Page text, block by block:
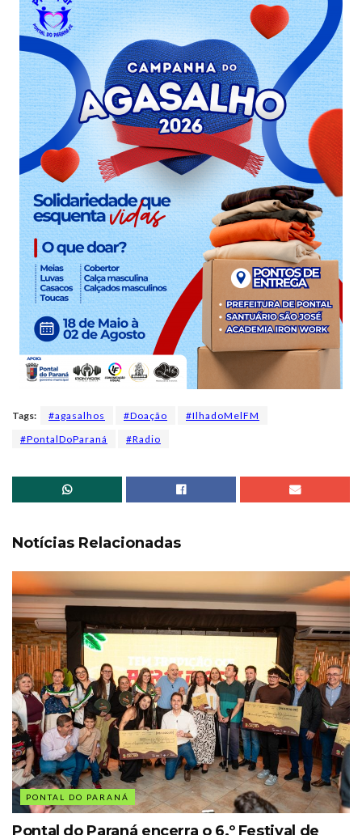
Tags: #agasalhos #Doação
#IlhadoMelFM
#PontalDoParaná
#Radio
Notícias Relacionadas
PONTAL DO PARANÁ
Pontal do Paraná encerra o 6.º Festival de